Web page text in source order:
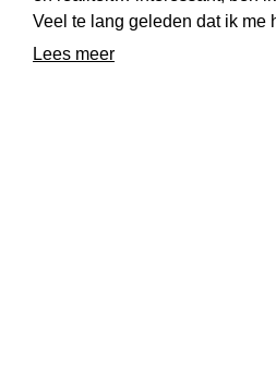
Veel te lang geleden dat ik me
Lees meer